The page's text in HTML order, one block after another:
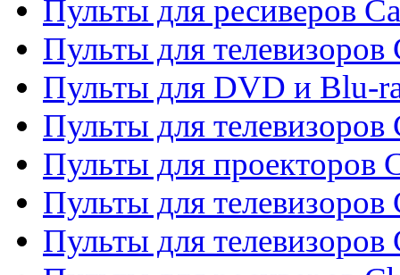
Пульты для ресиверов
Пульты для телевизоров
Пульты для DVD и Blu-
Пульты для телевизоров
Пульты для проекторов
Пульты для телевизоров
Пульты для телевизоров